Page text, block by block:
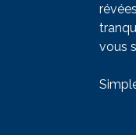
vous